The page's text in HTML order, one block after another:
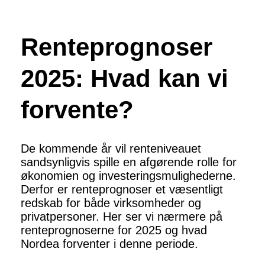
Renteprognoser
2025: Hvad kan vi
forvente?
De kommende år vil renteniveauet
sandsynligvis spille en afgørende rolle for
økonomien og investeringsmulighederne.
Derfor er renteprognoser et væsentligt
redskab for både virksomheder og
privatpersoner. Her ser vi nærmere på
renteprognoserne for 2025 og hvad
Nordea forventer i denne periode.